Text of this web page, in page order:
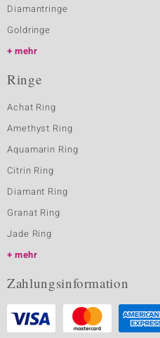
Diamantringe
Goldringe
mehr
Ringe
Achat Ring
Amethyst Ring
Aquamarin Ring
Citrin Ring
Diamant Ring
Granat Ring
Jade Ring
mehr
Zahlungsinformation